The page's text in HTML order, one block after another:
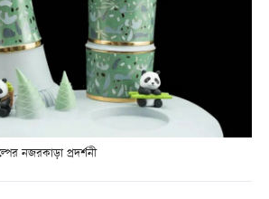
নজরকাড়া প্রদর্শনী